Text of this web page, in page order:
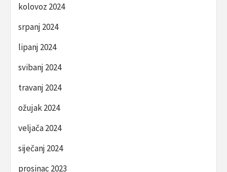
kolovoz 2024
srpanj 2024
lipanj 2024
svibanj 2024
travanj 2024
ožujak 2024
veljača 2024
siječanj 2024
prosinac 2023